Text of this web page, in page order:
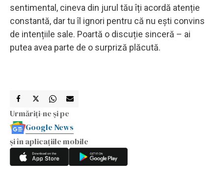
sentimental, cineva din jurul tău îți acordă atenție
constantă, dar tu îl ignori pentru că nu ești convins
de intențiile sale. Poartă o discuție sinceră – ai
putea avea parte de o surpriză plăcută.
Urmăriți-ne și pe
Google News
și în aplicațiile mobile